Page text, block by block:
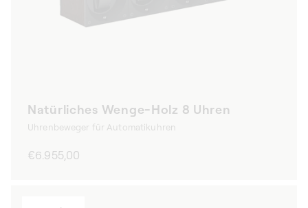
Natürliches Wenge-Holz 8 Uhren
Uhrenbeweger für Automatikuhren
Normaler
€6.955,00